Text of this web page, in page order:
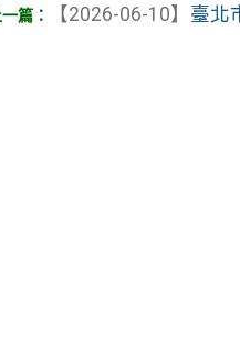
【2026-06-10】 臺北